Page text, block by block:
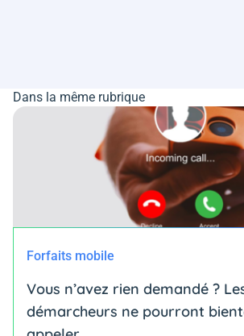
Dans la même rubrique
Forfaits mobile
Vous n’avez rien demandé ?
démarcheurs ne pourront